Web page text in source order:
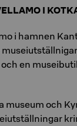
I
i hamnen
en
museum och